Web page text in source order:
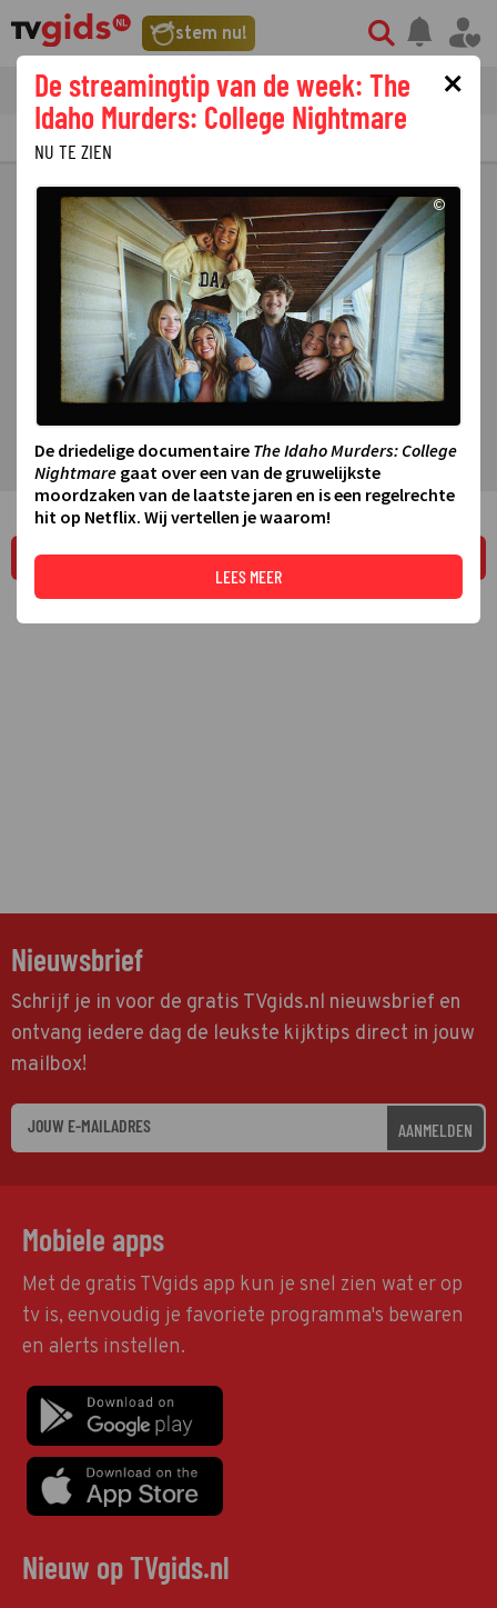
stem nu!
tvgids streaming nieuws
PRIMETIME GEMIST
LEES MEER
Nieuwsbrief
Schrijf je in voor de gratis TVgids.nl nieuwsbrief en
ontvang iedere dag de leukste kijktips direct in jouw
mailbox!
AANMELDEN
Mobiele apps
Met de gratis TVgids app kun je snel zien wat er op
tv is, eenvoudig je favoriete programma's bewaren
en alerts instellen.
Nieuw op TVgids.nl
×
De streamingtip van de week: The
Idaho Murders: College Nightmare
NU TE ZIEN
©
De driedelige documentaire The Idaho Murders: College
Nightmare gaat over een van de gruwelijkste
moordzaken van de laatste jaren en is een regelrechte
hit op Netflix. Wij vertellen je waarom!
LEES MEER